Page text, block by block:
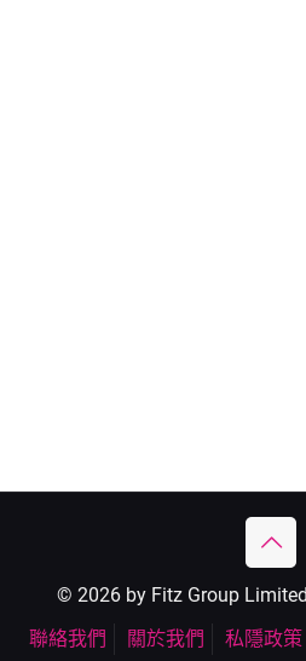
© 2026 by Fitz Group
聯絡我們
關於我們 私隱政策